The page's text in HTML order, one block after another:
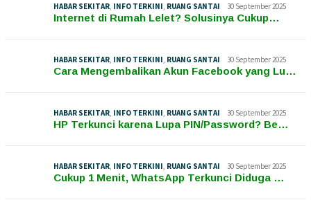
HABAR SEKITAR, INFO TERKINI, RUANG SANTAI 30 September 2025
Internet di Rumah Lelet? Solusinya Cukup…
HABAR SEKITAR, INFO TERKINI, RUANG SANTAI 30 September 2025
Cara Mengembalikan Akun Facebook yang Lu…
HABAR SEKITAR, INFO TERKINI, RUANG SANTAI 30 September 2025
HP Terkunci karena Lupa PIN/Password? Be…
HABAR SEKITAR, INFO TERKINI, RUANG SANTAI 30 September 2025
Cukup 1 Menit, WhatsApp Terkunci Diduga …